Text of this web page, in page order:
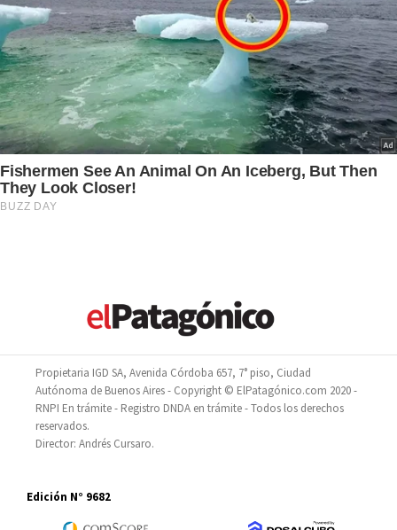
Propietaria IGD SA, Avenida Córdoba 657, 7° piso, Ciudad
Autónoma de Buenos Aires - Copyright © ElPatagónico.com 2020 -
RNPI En trámite - Registro DNDA en trámite - Todos los derechos
reservados.
Director: Andrés Cursaro.
Edición N° 9682